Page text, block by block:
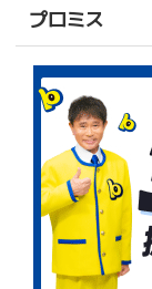
プロミス